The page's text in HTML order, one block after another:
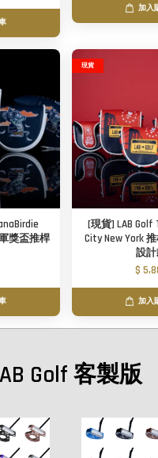
加入
獎盃推桿
現貨
[現貨] LAB Golf
City New York
設
$
加入
Golf 客製版